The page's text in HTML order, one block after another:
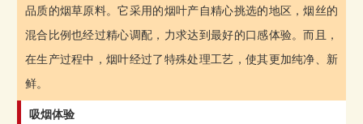
品质的烟草原料。它采用的烟叶产自精心挑选的地区，烟丝的
混合比例也经过精心调配，力求达到最好的口感体验。而且，
在生产过程中，烟叶经过了特殊处理工艺，使其更加纯净、新
鲜。
吸烟体验